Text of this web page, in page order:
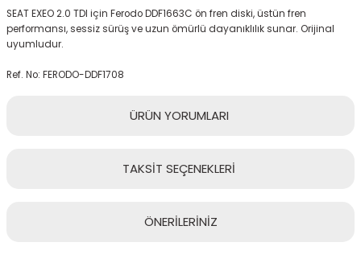
SEAT EXEO 2.0 TDI için Ferodo DDF1663C ön fren diski, üstün fren
performansı, sessiz sürüş ve uzun ömürlü dayanıklılık sunar. Orijinal
uyumludur.
Ref. No: FERODO-DDF1708
ÜRÜN YORUMLARI
TAKSİT SEÇENEKLERİ
ÖNERİLERİNİZ